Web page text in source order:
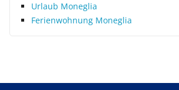
Urlaub Moneglia
Ferienwohnung Moneglia